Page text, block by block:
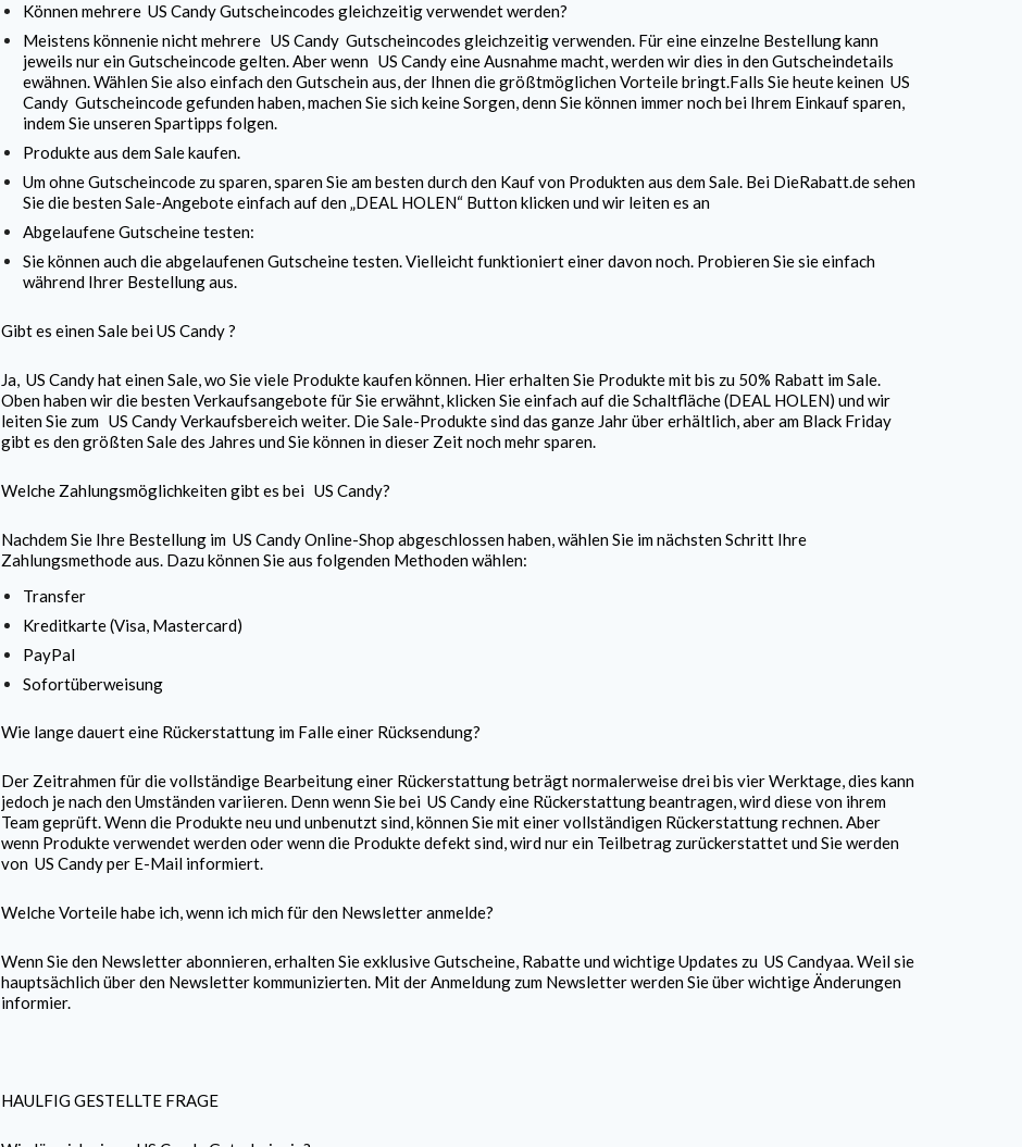
Können mehrereUS CandyGutscheincodes gleichzeitig verwendet werden?
Meistens könnenie nicht mehrere US Candy Gutscheincodes gleichzeitig verwenden. Für eine einzelne Bestellung kann
jeweils nur ein Gutscheincode gelten. Aber wenn US Candyeine Ausnahme macht, werden wir dies in den Gutscheindetails
ewähnen. Wählen Sie also einfach den Gutschein aus, der Ihnen die größtmöglichen Vorteile bringt.Falls Sie heute keinen US
Candy Gutscheincode gefunden haben, machen Sie sich keine Sorgen, denn Sie können immer noch bei Ihrem Einkauf sparen,
indem Sie unseren Spartipps folgen.
Produkte aus dem Sale kaufen.
Um ohne Gutscheincode zu sparen, sparen Sie am besten durch den Kauf von Produkten aus dem Sale. Bei DieRabatt.de sehen
Sie die besten Sale-Angebote einfach auf den „DEAL HOLEN“ Button klicken und wir leiten es an
Abgelaufene Gutscheine testen:
Sie können auch die abgelaufenen Gutscheine testen. Vielleicht funktioniert einer davon noch. Probieren Sie sie einfach
während Ihrer Bestellung aus.
Gibt es einen Sale beiUS Candy?
Ja,US Candyhat einen Sale, wo Sie viele Produkte kaufen können. Hier erhalten Sie Produkte mit bis zu 50% Rabatt im Sale.
Oben haben wir die besten Verkaufsangebote für Sie erwähnt, klicken Sie einfach auf die Schaltfläche (DEAL HOLEN) und wir
leiten Sie zumUS CandyVerkaufsbereich weiter. Die Sale-Produkte sind das ganze Jahr über erhältlich, aber am Black Friday
gibt es den größten Sale des Jahres und Sie können in dieser Zeit noch mehr sparen.
Welche Zahlungsmöglichkeiten gibt es beiUS Candy?
Nachdem Sie Ihre Bestellung imUS CandyOnline-Shop abgeschlossen haben, wählen Sie im nächsten Schritt Ihre
Zahlungsmethode aus. Dazu können Sie aus folgenden Methoden wählen:
Transfer
Kreditkarte (Visa, Mastercard)
PayPal
Sofortüberweisung
Wie lange dauert eine Rückerstattung im Falle einer Rücksendung?
Der Zeitrahmen für die vollständige Bearbeitung einer Rückerstattung beträgt normalerweise drei bis vier Werktage, dies kann
jedoch je nach den Umständen variieren. Denn wenn Sie beiUS Candyeine Rückerstattung beantragen, wird diese von ihrem
Team geprüft. Wenn die Produkte neu und unbenutzt sind, können Sie mit einer vollständigen Rückerstattung rechnen. Aber
wenn Produkte verwendet werden oder wenn die Produkte defekt sind, wird nur ein Teilbetrag zurückerstattet und Sie werden
vonUS Candyper E-Mail informiert.
Welche Vorteile habe ich, wenn ich mich für den Newsletter anmelde?
Wenn Sie den Newsletter abonnieren, erhalten Sie exklusive Gutscheine, Rabatte und wichtige Updates zu US Candyaa. Weil sie
hauptsächlich über den Newsletter kommunizierten. Mit der Anmeldung zum Newsletter werden Sie über wichtige Änderungen
informier.
HAULFIG GESTELLTE FRAGE